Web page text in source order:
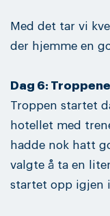
Med det tar vi
der hjemme en
Dag 6:
Troppen startet
hotellet med
hadde nok hatt
valgte å ta en
startet opp igjen i